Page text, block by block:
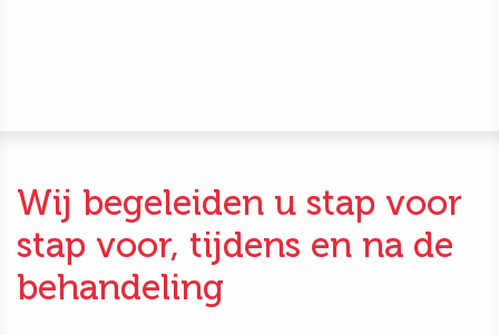
Wij begeleiden u stap voor
stap voor, tijdens en na de
behandeling